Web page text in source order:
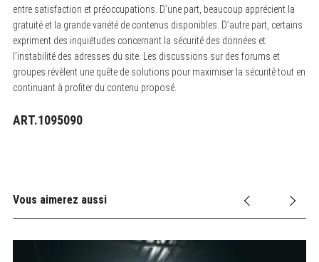
entre satisfaction et préoccupations. D’une part, beaucoup apprécient la
gratuité et la grande variété de contenus disponibles. D’autre part, certains
expriment des inquiétudes concernant la sécurité des données et
l’instabilité des adresses du site. Les discussions sur des forums et
groupes révèlent une quête de solutions pour maximiser la sécurité tout en
continuant à profiter du contenu proposé.
ART.1095090
Vous aimerez aussi